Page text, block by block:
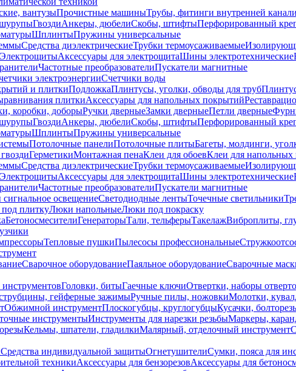
вантузыПрочистные машиныТрубы, фитинги внутренней
ГвоздиАнкеры, дюбелиСкобы, штифтыПерфорированный
ШплинтыПружины универсальные
Средства диэлектрическиеТрубки термоусаживаемые
ЭлектрощитыАксессуары для электрощитаШины электротехнические
Частотные преобразователиПускатели магнитные
электроэнергииСчетчики воды
и плиткиПодложкаПлинтусы, уголки, обводы для труб
плиткиАксессуары для напольных покрытий
коробки, доборыРучки дверныеЗамки дверныеПетли дверные
ГвоздиАнкеры, дюбелиСкобы, штифтыПерфорированный
ШплинтыПружины универсальные
Потолочные панелиПотолочные плитыБагеты, молдинги,
ГерметикиМонтажная пенаКлеи для обоевКлеи для напольных
Средства диэлектрическиеТрубки термоусаживаемые
ЭлектрощитыАксессуары для электрощитаШины электротехнические
Частотные преобразователиПускатели магнитные
освещениеСветодиодные лентыТочечные светильники
плиткуЛюки напольныеЛюки под покраску
БетоносмесителиГенераторыТали, тельферыТакелажВиброплиты,
Тепловые пушкиПылесосы профессиональные
Сварочное оборудованиеПаяльное оборудованиеСварочные
Головки, битыГаечные ключиОтвертки, наборы
гейферные зажимыРучные пилы, ножовкиМолотки,
Обжимной инструментПлоскогубцы, круглогубцыКусачки,
инструментыИнструменты для нарезки резьбыМаркеры,
Кельмы, шпатели, гладилкиМалярный, отделочный инструмент
Средства индивидуальной защитыОгнетушителиСумки, пояса для
техникиАксессуары для бензорезовАксессуары для